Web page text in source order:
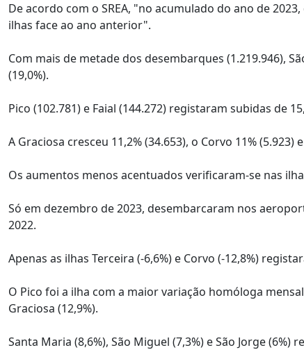
De acordo com o SREA, "no acumulado do ano de
ilhas face ao ano anterior".
Com mais de metade dos desembarques (1.219.946),
(19,0%).
Pico (102.781) e Faial (144.272) registaram subidas de
A Graciosa cresceu 11,2% (34.653), o Corvo 11% (5.923)
Os aumentos menos acentuados verificaram-se nas
Só em dezembro de 2023, desembarcaram nos
2022.
Apenas as ilhas Terceira (-6,6%) e Corvo (-12,8%)
O Pico foi a ilha com a maior variação homóloga
Graciosa (12,9%).
Santa Maria (8,6%), São Miguel (7,3%) e São Jorge